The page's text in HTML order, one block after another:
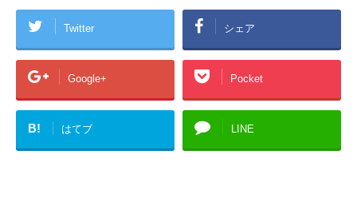
Twitter シェア
Google+ Pocket
B! はてブ LINE